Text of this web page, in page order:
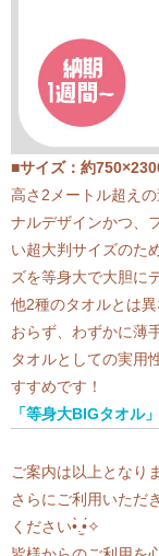
■サイズ：約
高さ2メートル超え
ナルデザインかつ、
い超大判サイズのた
ズを等身大で大胆に
他2種のタオルとは
おらず、わずかに薄
タオルとしての実用
すすめです！
「等身大BIGタオル
ご案内は以上となり
さらにご利用いただ
ください•̀.̫•́✧